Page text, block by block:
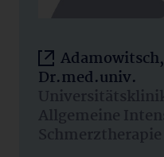
Dr.med.univ.
Allgemeine
Schmerztherapie